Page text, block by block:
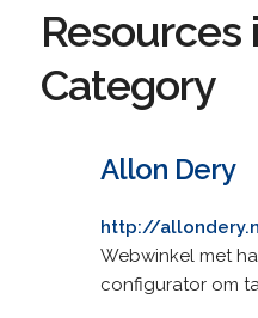
Resources
Category
Allon Dery
http://
Webwinkel met
configurator om